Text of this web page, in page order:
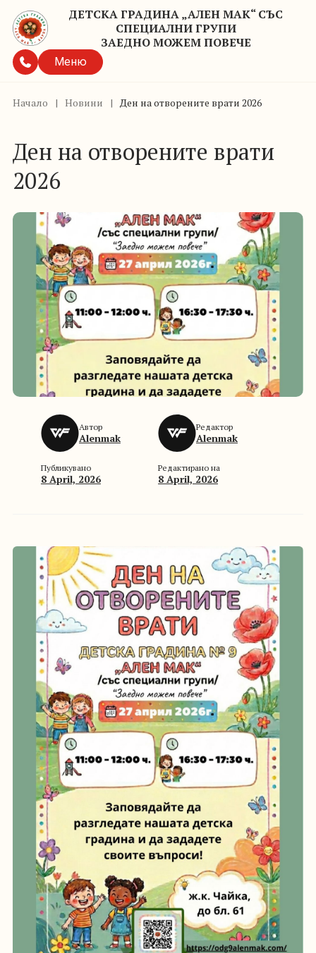
ДЕТСКА ГРАДИНА „АЛЕН МАК“ СЪС
СПЕЦИАЛНИ ГРУПИ
ЗАЕДНО МОЖЕМ ПОВЕЧЕ
Меню
Начало | Новини | Ден на отворените врати 2026
Ден на отворените врати
2026
Автор
Alenmak
Редактор
Alenmak
Публикувано
8 April, 2026
Редактирано на
8 April, 2026